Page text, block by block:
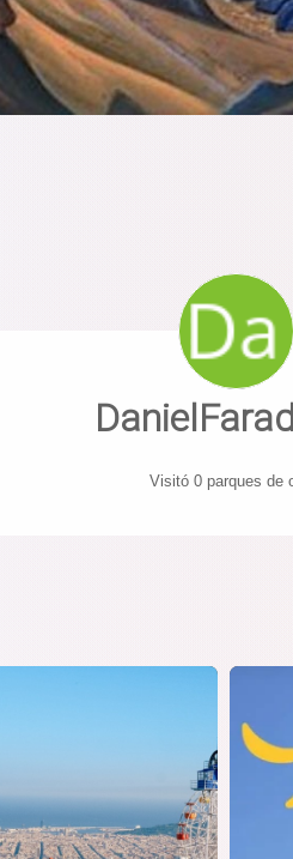
Visitó 0 parques de